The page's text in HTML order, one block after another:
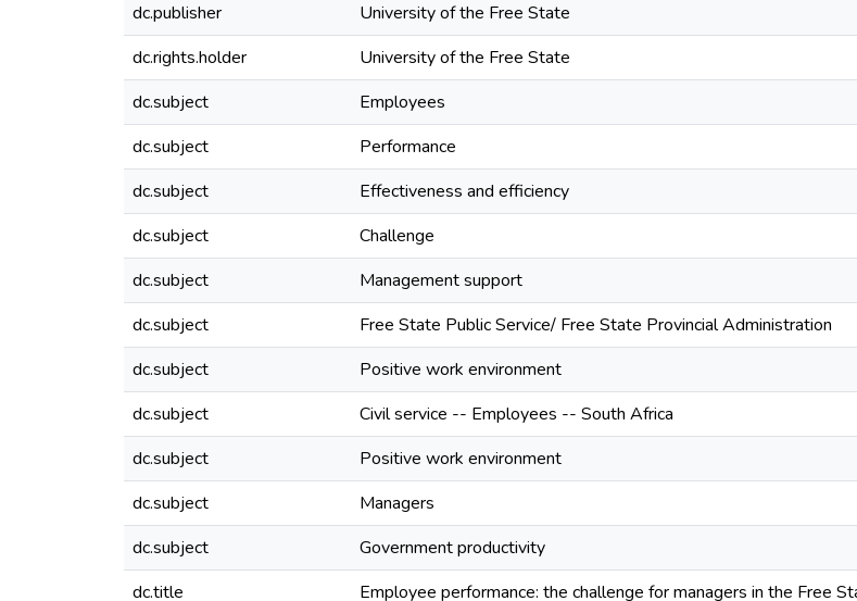
dc.publisher
University of the Free State
dc.rights.holder
University of the Free State
dc.subject
Employees
dc.subject
Performance
dc.subject
Effectiveness and efficiency
dc.subject
Challenge
dc.subject
Management support
dc.subject
Free State Public Service/ Free State Provincial Administration
dc.subject
Positive work environment
dc.subject
Civil service -- Employees -- South Africa
dc.subject
Positive work environment
dc.subject
Managers
dc.subject
Government productivity
dc.title
Employee performance: the challenge for managers in the Free